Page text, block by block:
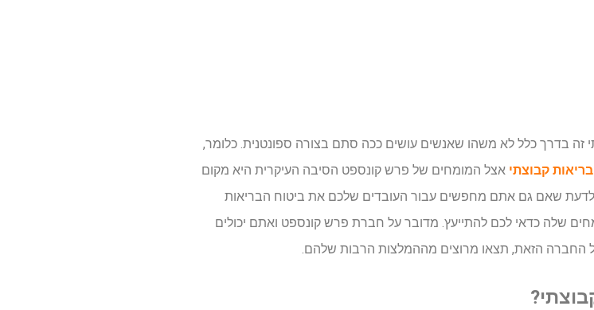
זה בדרך כלל לא משהו שאנשים עושים ככה סתם בצורה ספונטנית. כלומר,
קבוצתי אצל המומחים של פרש קונספט הסיבה העיקרית היא מקום
לדעת שאם גם אתם מחפשים עבור העובדים שלכם את ביטוח הבריאות
שלה כדאי לכם להתייעץ. מדובר על חברת פרש קונספט ואתם יכולים
החברה הזאת, תצאו מרוצים מההמלצות הרבות שלהם.